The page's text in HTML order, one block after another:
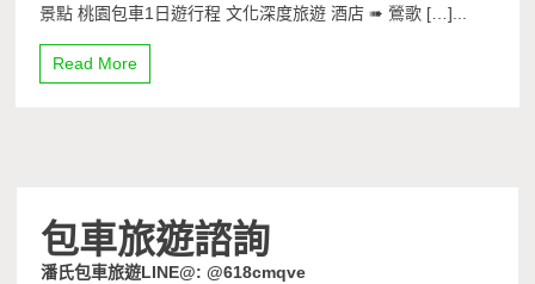
景點 桃園包車1日遊行程 文化深度旅遊 酒店 ➠ 鶯歌 […]...
Read More
包車旅遊諮詢
潘氏包車旅遊LINE@: @618cmqve